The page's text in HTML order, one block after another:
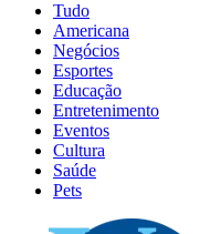
Tudo
Americana
Negócios
Esportes
Educação
Entretenimento
Eventos
Cultura
Saúde
Pets
Explore Tudo